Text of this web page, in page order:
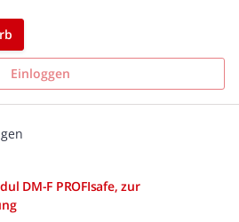
Einloggen
DM-F PROFIsafe, zur